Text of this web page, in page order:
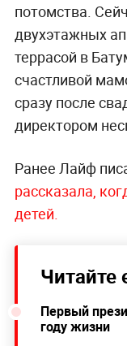
потомства.
двухэтажных
террасой в
счастливой
сразу после
директором
Ранее Лайф
рассказала,
детей.
Читайте
Первый
году жизни